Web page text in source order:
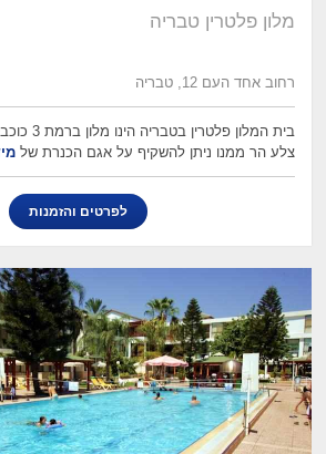
מלון פלטרין טבריה
רחוב אחד העם 12, טבריה
בית המלון
צלע הר ממנו ניתן להשקיף על אגם הכנרת של
לפרטים והזמנות